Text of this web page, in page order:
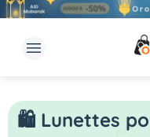
🛍️ Lunettes